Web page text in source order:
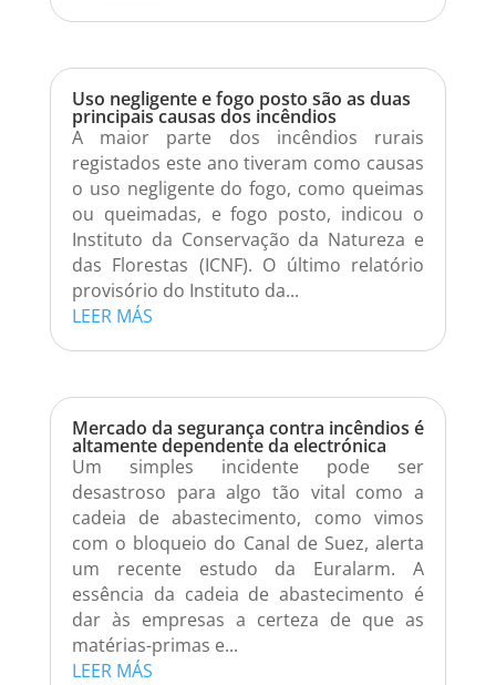
Uso negligente e fogo posto são as duas
principais causas dos incêndios
A maior parte dos incêndios rurais
registados este ano tiveram como causas
o uso negligente do fogo, como queimas
ou queimadas, e fogo posto, indicou o
Instituto da Conservação da Natureza e
das Florestas (ICNF). O último relatório
provisório do Instituto da...
LEER MÁS
Mercado da segurança contra incêndios é
altamente dependente da electrónica
Um simples incidente pode ser
desastroso para algo tão vital como a
cadeia de abastecimento, como vimos
com o bloqueio do Canal de Suez, alerta
um recente estudo da Euralarm. A
essência da cadeia de abastecimento é
dar às empresas a certeza de que as
matérias-primas e...
LEER MÁS